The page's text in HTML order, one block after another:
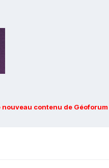
nouveau contenu de